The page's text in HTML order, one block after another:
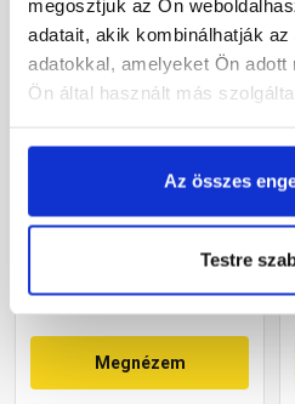
megosztjuk az Ön
adatait, akik kombinálhatják
adatokkal, amelyeket Ön
Ön által használt más
Az összes
Testre
billenő fa tetőtéri ablak
Rendelésre
Megnézem